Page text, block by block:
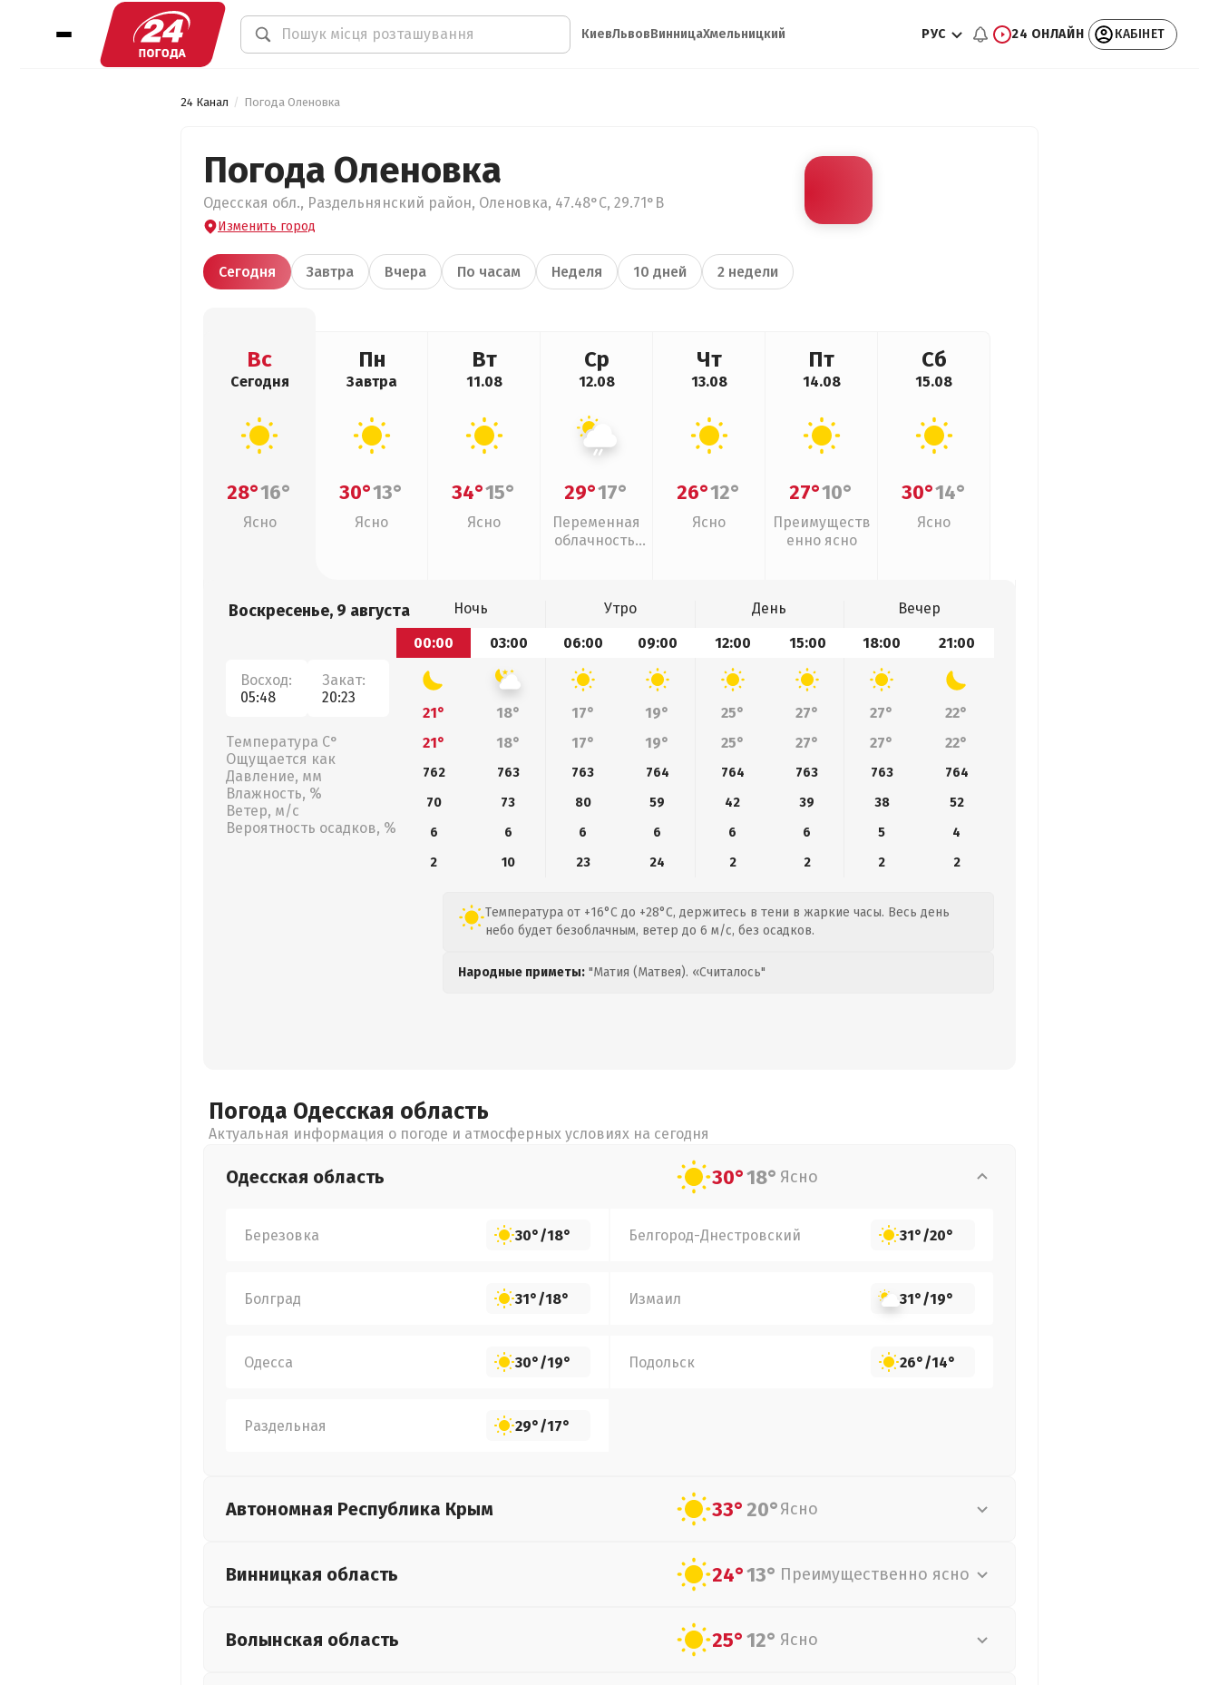
КиевЛьвовВинницаХмельницкий РУС 24 ОНЛАЙН КАБІНЕТ
24 Канал Погода Оленовка
Погода Оленовка
Одесская обл., Раздельнянский район, Оленовка, 47.48°С, 29.71°В
Изменить город
Сегодня Завтра Вчера По часам Неделя 10 дней 2 недели
Вс
Сегодня
28°16°
Ясно
Пн
Завтра
30°13°
Ясно
Вт
11.08
34°15°
Ясно
Ср
12.08
29°17°
Переменная
облачность,
Чт
13.08
26°12°
Ясно
Пт
14.08
27°10°
Преимуществ
енно ясно
Сб
15.08
30°14°
Ясно
Воскресенье, 9 августа
Восход:
05:48
Закат:
20:23
Температура С°
Ощущается как
Давление, мм
Влажность, %
Ветер, м/с
Вероятность осадков, %
Ночь Утро День
Вечер
00:00
03:00 06:00 09:00 12:00 15:00 18:00 21:00
21° 18° 17° 19° 25° 27° 27°
22°
21°
18° 17° 19° 25° 27° 27° 22°
762 763 763 764 764 763 763
764
70
73 80 59 42 39 38
52
6
6 6 6 6 6 5
4
2
10 23 24 2 2 2 2
Температура от +16°C до +28°C, держитесь в тени в жаркие часы. Весь день
небо будет безоблачным, ветер до 6 м/с, без осадков.
Народные приметы: "Матия (Матвея). «Считалось"
Погода Одесская область
Актуальная информация о погоде и атмосферных условиях на сегодня
Одесская область 30°18° Ясно
Березовка 30°/18° Белгород-Днестровский 31°/20°
Болград 31°/18° Измаил 31°/19°
Одесса 30°/19° Подольск 26°/14°
Раздельная 29°/17°
Автономная Республика Крым 33°20°Ясно
Винницкая область 24°13° Преимущественно ясно
Волынская область 25°12° Ясно